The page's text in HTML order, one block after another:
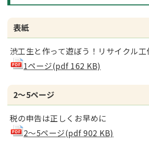
表紙
渋工生と作って遊ぼう！リサイクル工
1ページ(pdf 162 KB)
2～5ページ
税の申告は正しくお早めに
2～5ページ(pdf 902 KB)